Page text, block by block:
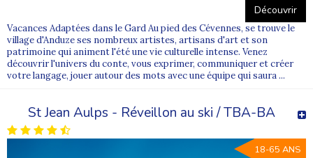
Découvrir
Vacances Adaptées dans le Gard Au pied des Cévennes, se trouve le
village d'Anduze ses nombreux artistes, artisans d'art et son
patrimoine qui animent l'été une vie culturelle intense. Venez
découvrir l'univers du conte, vous exprimer, communiquer et créer
votre langage, jouer autour des mots avec une équipe qui saura ...
St Jean Aulps - Réveillon au ski / TBA-BA
18-65 ANS